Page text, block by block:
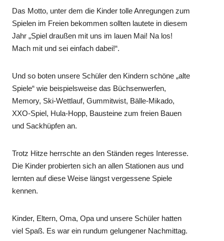
Das Motto, unter dem die Kinder tolle Anregungen zum
Spielen im Freien bekommen sollten lautete in diesem
Jahr „Spiel draußen mit uns im lauen Mai! Na los!
Mach mit und sei einfach dabei!“.
Und so boten unsere Schüler den Kindern schöne „alte
Spiele“ wie beispielsweise das Büchsenwerfen,
Memory, Ski-Wettlauf, Gummitwist, Bälle-Mikado,
XXO-Spiel, Hula-Hopp, Bausteine zum freien Bauen
und Sackhüpfen an.
Trotz Hitze herrschte an den Ständen reges Interesse.
Die Kinder probierten sich an allen Stationen aus und
lernten auf diese Weise längst vergessene Spiele
kennen.
Kinder, Eltern, Oma, Opa und unsere Schüler hatten
viel Spaß. Es war ein rundum gelungener Nachmittag.